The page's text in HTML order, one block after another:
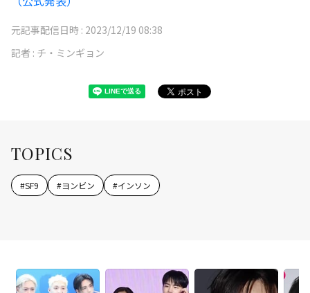
元記事配信日時 : 2023/12/19 08:38
記者 : チ・ミンギョン
TOPICS
#SF9 #ヨンビン #インソン